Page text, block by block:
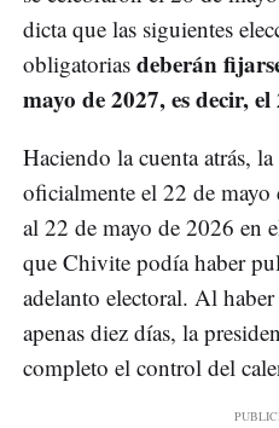
dicta que las siguientes
obligatorias deberán
mayo de 2027, es decir,
Haciendo la cuenta atrás,
oficialmente el 22 de
al 22 de mayo de 2026 en
que Chivite podía haber
adelanto electoral. Al
apenas diez días, la
completo el control del